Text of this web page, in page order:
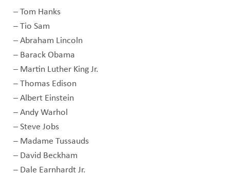
– Tom Hanks
– Tio Sam
– Abraham Lincoln
– Barack Obama
– Martin Luther King Jr.
– Thomas Edison
– Albert Einstein
– Andy Warhol
– Steve Jobs
– Madame Tussauds
– David Beckham
– Dale Earnhardt Jr.